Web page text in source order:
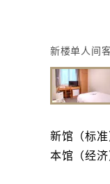
新楼单人间
新馆（标
本馆（经